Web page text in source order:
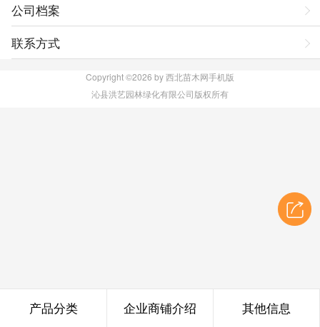
公司档案
联系方式
Copyright ©2026 by 西北苗木网手机版
沁县洪艺园林绿化有限公司版权所有
产品分类 企业商铺介绍 其他信息